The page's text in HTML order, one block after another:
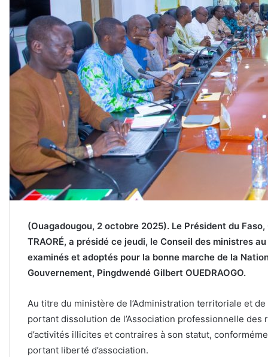
(Ouagadougou, 2 octobre 2025). Le Président du
TRAORÉ, a présidé ce jeudi, le Conseil des ministres
examinés et adoptés pour la bonne marche de la
Gouvernement, Pingdwendé Gilbert OUEDRAOGO.
Au titre du ministère de l’Administration territoriale et
portant dissolution de l’Association professionnelle
d’activités illicites et contraires à son statut,
portant liberté d’association.